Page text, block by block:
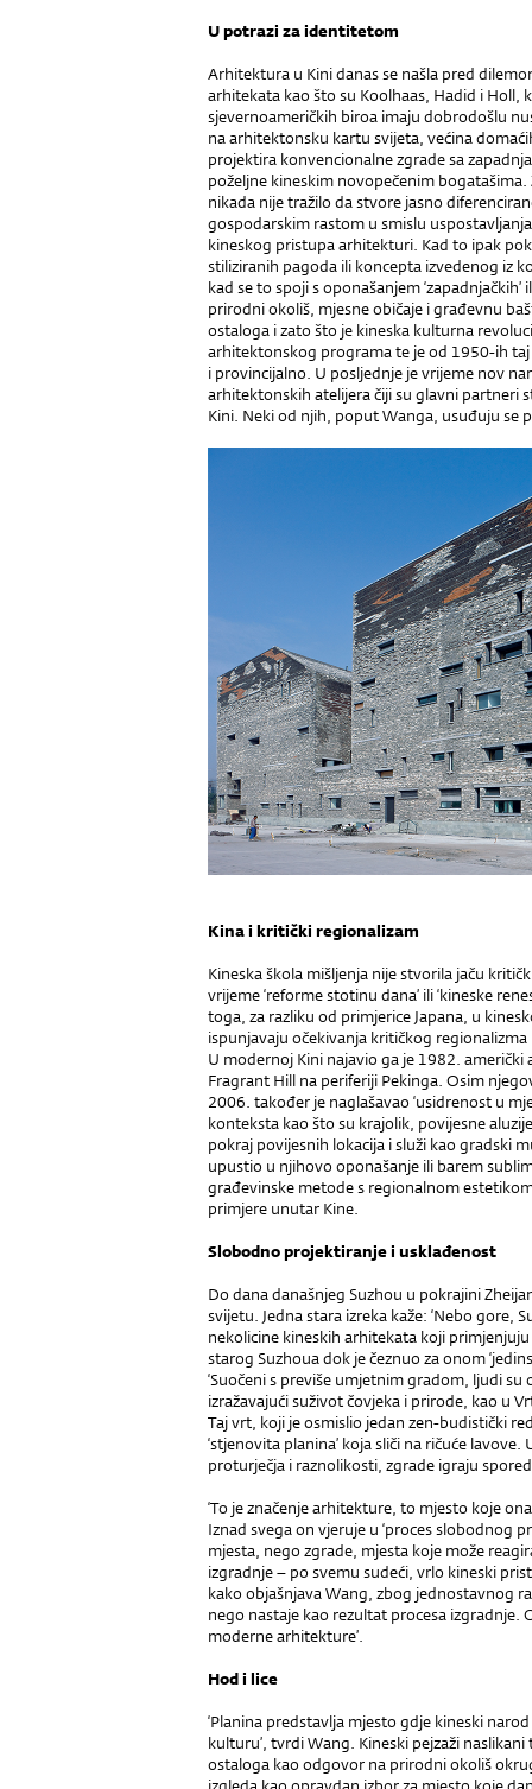
U potrazi za identitetom
Arhitektura u Kini danas se našla pred
arhitekata kao što su Koolhaas, Hadid i Holl,
sjevernoameričkih biroa imaju dobrodošlu
na arhitektonsku kartu svijeta, većina
projektira konvencionalne zgrade sa
poželjne kineskim novopečenim
nikada nije tražilo da stvore jasno
gospodarskim rastom u smislu
kineskog pristupa arhitekturi. Kad to ipak
stiliziranih pagoda ili koncepta izvedenog iz
kad se to spoji s oponašanjem
prirodni okoliš, mjesne običaje i građevnu
ostaloga i zato što je kineska kulturna
arhitektonskog programa te je od 1950-ih
i provincijalno. U posljednje je vrijeme nov
arhitektonskih atelijera čiji su glavni partneri
Kini. Neki od njih, poput Wanga, usuđuju se
Kina i kritički regionalizam
Kineska škola mišljenja nije stvorila jaču
vrijeme ‘reforme stotinu dana’ ili ‘kineske
toga, za razliku od primjerice Japana, u
ispunjavaju očekivanja kritičkog
U modernoj Kini najavio ga je 1982.
Fragrant Hill na periferiji Pekinga. Osim
2006. također je naglašavao ‘usidrenost u
konteksta kao što su krajolik, povijesne
pokraj povijesnih lokacija i služi kao gradski
upustio u njihovo oponašanje ili barem
građevinske metode s regionalnom
primjere unutar Kine.
Slobodno projektiranje i usklađenost
Do dana današnjeg Suzhou u pokrajini
svijetu. Jedna stara izreka kaže: ‘Nebo gore,
nekolicine kineskih arhitekata koji
starog Suzhoua dok je čeznuo za onom
‘Suočeni s previše umjetnim gradom, ljudi
izražavajući suživot čovjeka i prirode, kao u
Taj vrt, koji je osmislio jedan zen-budistički
‘stjenovita planina’ koja sliči na ričuće
proturječja i raznolikosti, zgrade igraju
‘To je značenje arhitekture, to mjesto koje
Iznad svega on vjeruje u ‘proces slobodnog
mjesta, nego zgrade, mjesta koje može
izgradnje – po svemu sudeći, vrlo kineski
kako objašnjava Wang, zbog jednostavnog
nego nastaje kao rezultat procesa izgradnje.
moderne arhitekture’.
Hod i lice
‘Planina predstavlja mjesto gdje kineski
kulturu’, tvrdi Wang. Kineski pejzaži
ostaloga kao odgovor na prirodni okoliš